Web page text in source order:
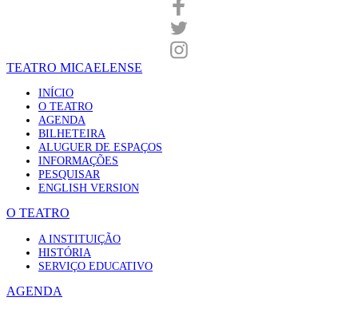
TEATRO MICAELENSE
INÍCIO
O TEATRO
AGENDA
BILHETEIRA
ALUGUER DE ESPAÇOS
INFORMAÇÕES
PESQUISAR
ENGLISH VERSION
O TEATRO
A INSTITUIÇÃO
HISTÓRIA
SERVIÇO EDUCATIVO
AGENDA